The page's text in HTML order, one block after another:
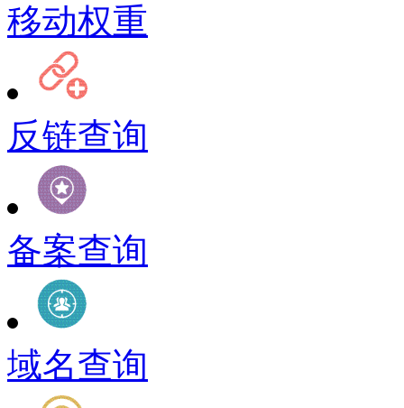
移动权重
反链查询
备案查询
域名查询